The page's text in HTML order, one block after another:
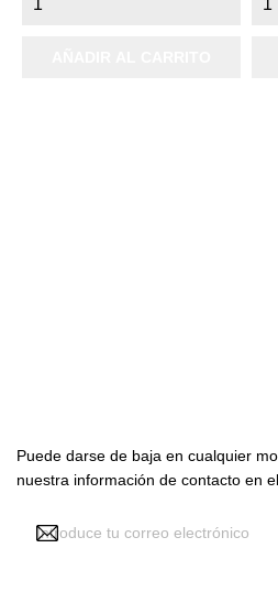
Puede darse de baja en cualquier
nuestra información de contacto en